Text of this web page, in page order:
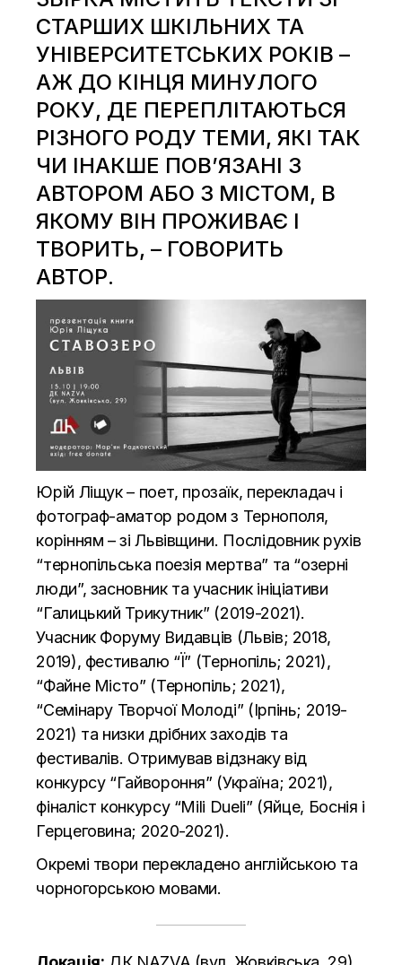
СТАРШИХ ШКІЛЬНИХ ТА
УНІВЕРСИТЕТСЬКИХ РОКІВ –
АЖ ДО КІНЦЯ МИНУЛОГО
РОКУ, ДЕ ПЕРЕПЛІТАЮТЬСЯ
РІЗНОГО РОДУ ТЕМИ, ЯКІ ТАК
ЧИ ІНАКШЕ ПОВ’ЯЗАНІ З
АВТОРОМ АБО З МІСТОМ, В
ЯКОМУ ВІН ПРОЖИВАЄ І
ТВОРИТЬ, – ГОВОРИТЬ
АВТОР.
Юрій Ліщук – поет, прозаїк, перекладач і
фотограф-аматор родом з Тернополя,
корінням – зі Львівщини. Послідовник рухів
“тернопільська поезія мертва” та “озерні
люди”, засновник та учасник ініціативи
“Галицький Трикутник” (2019-2021).
Учасник Форуму Видавців (Львів; 2018,
2019), фестивалю “Ї” (Тернопіль; 2021),
“Файне Місто” (Тернопіль; 2021),
“Семінару Творчої Молоді” (Ірпінь; 2019-
2021) та низки дрібних заходів та
фестивалів. Отримував відзнаку від
конкурсу “Гайвороння” (Україна; 2021),
фіналіст конкурсу “Mili Dueli” (Яйце, Боснія і
Герцеговина; 2020-2021).
Окремі твори перекладено англійською та
чорногорською мовами.